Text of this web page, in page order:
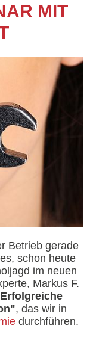
MIT
Betrieb gerade
schon heute
im neuen
Markus F.
, das wir in
durchführen.